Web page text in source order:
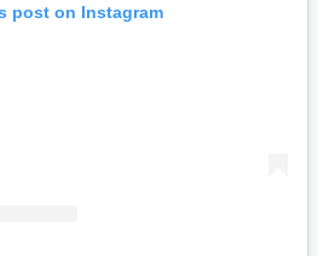
post on Instagram